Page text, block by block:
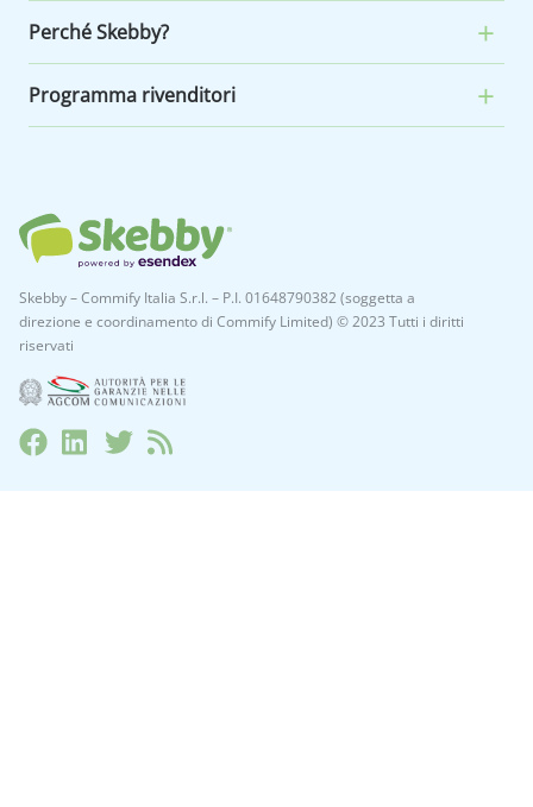
Perché Skebby?
Programma rivenditori
Skebby – Commify Italia S.r.l. – P.I. 01648790382 (soggetta a
direzione e coordinamento di Commify Limited) © 2023 Tutti i diritti
riservati